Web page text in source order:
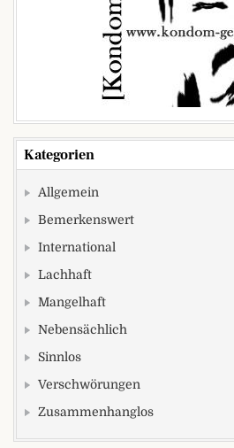
Kategorien
Allgemein
Bemerkenswert
International
Lachhaft
Mangelhaft
Nebensächlich
Sinnlos
Verschwörungen
Zusammenhanglos